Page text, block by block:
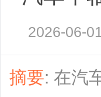
2026-06-
摘要: 在汽